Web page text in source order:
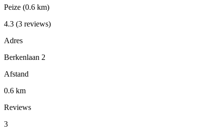
Peize (0.6 km)
4.3 (3 reviews)
Adres
Berkenlaan 2
Afstand
0.6 km
Reviews
3